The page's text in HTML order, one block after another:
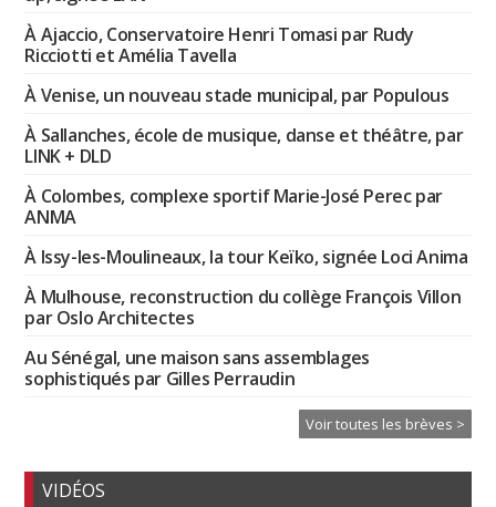
À Ajaccio, Conservatoire Henri Tomasi par Rudy
Ricciotti et Amélia Tavella
À Venise, un nouveau stade municipal, par Populous
À Sallanches, école de musique, danse et théâtre, par
LINK + DLD
À Colombes, complexe sportif Marie-José Perec par
ANMA
À Issy-les-Moulineaux, la tour Keïko, signée Loci Anima
À Mulhouse, reconstruction du collège François Villon
par Oslo Architectes
Au Sénégal, une maison sans assemblages
sophistiqués par Gilles Perraudin
Voir toutes les brèves >
VIDÉOS